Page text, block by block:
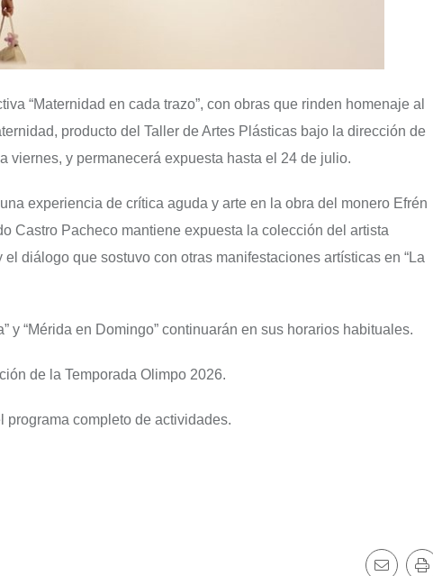
“Maternidad en cada trazo”, con obras que rinden homenaje al
producto del Taller de Artes Plásticas bajo la dirección de
viernes, y permanecerá expuesta hasta el 24 de julio.
experiencia de crítica aguda y arte en la obra del monero Efrén
Castro Pacheco mantiene expuesta la colección del artista
diálogo que sostuvo con otras manifestaciones artísticas en “La
y “Mérida en Domingo” continuarán en sus horarios habituales.
de la Temporada Olimpo 2026.
completo de actividades.